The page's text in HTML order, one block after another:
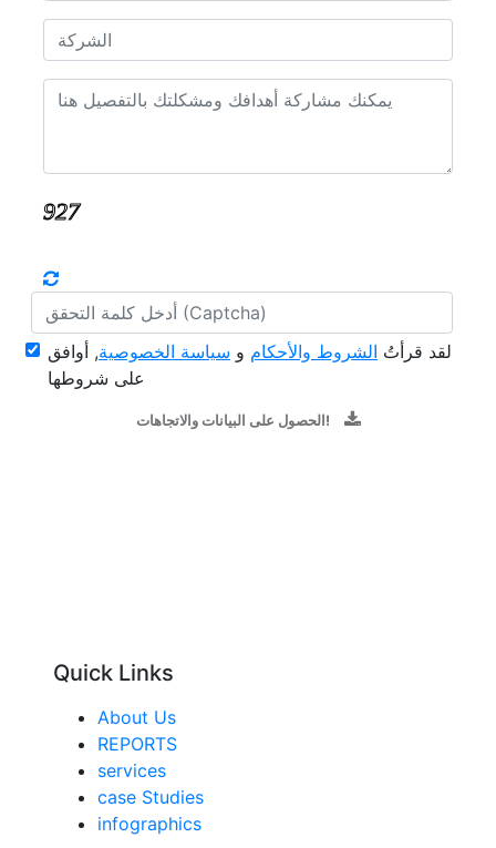
لقد قرأتُ الشروط والأحكام و سياسة الخصوصية, أوافق
على شروطها
الحصول على البيانات والاتجاهات!
Quick Links
About Us
REPORTS
services
case Studies
infographics